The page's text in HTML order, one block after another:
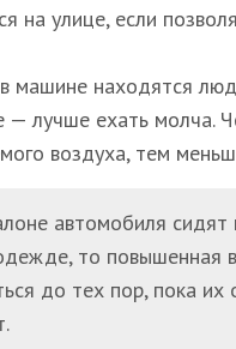
на улице, если
машине находятся
— лучше ехать молча.
воздуха, тем
автомобиля
то повышенная
до тех пор, пока